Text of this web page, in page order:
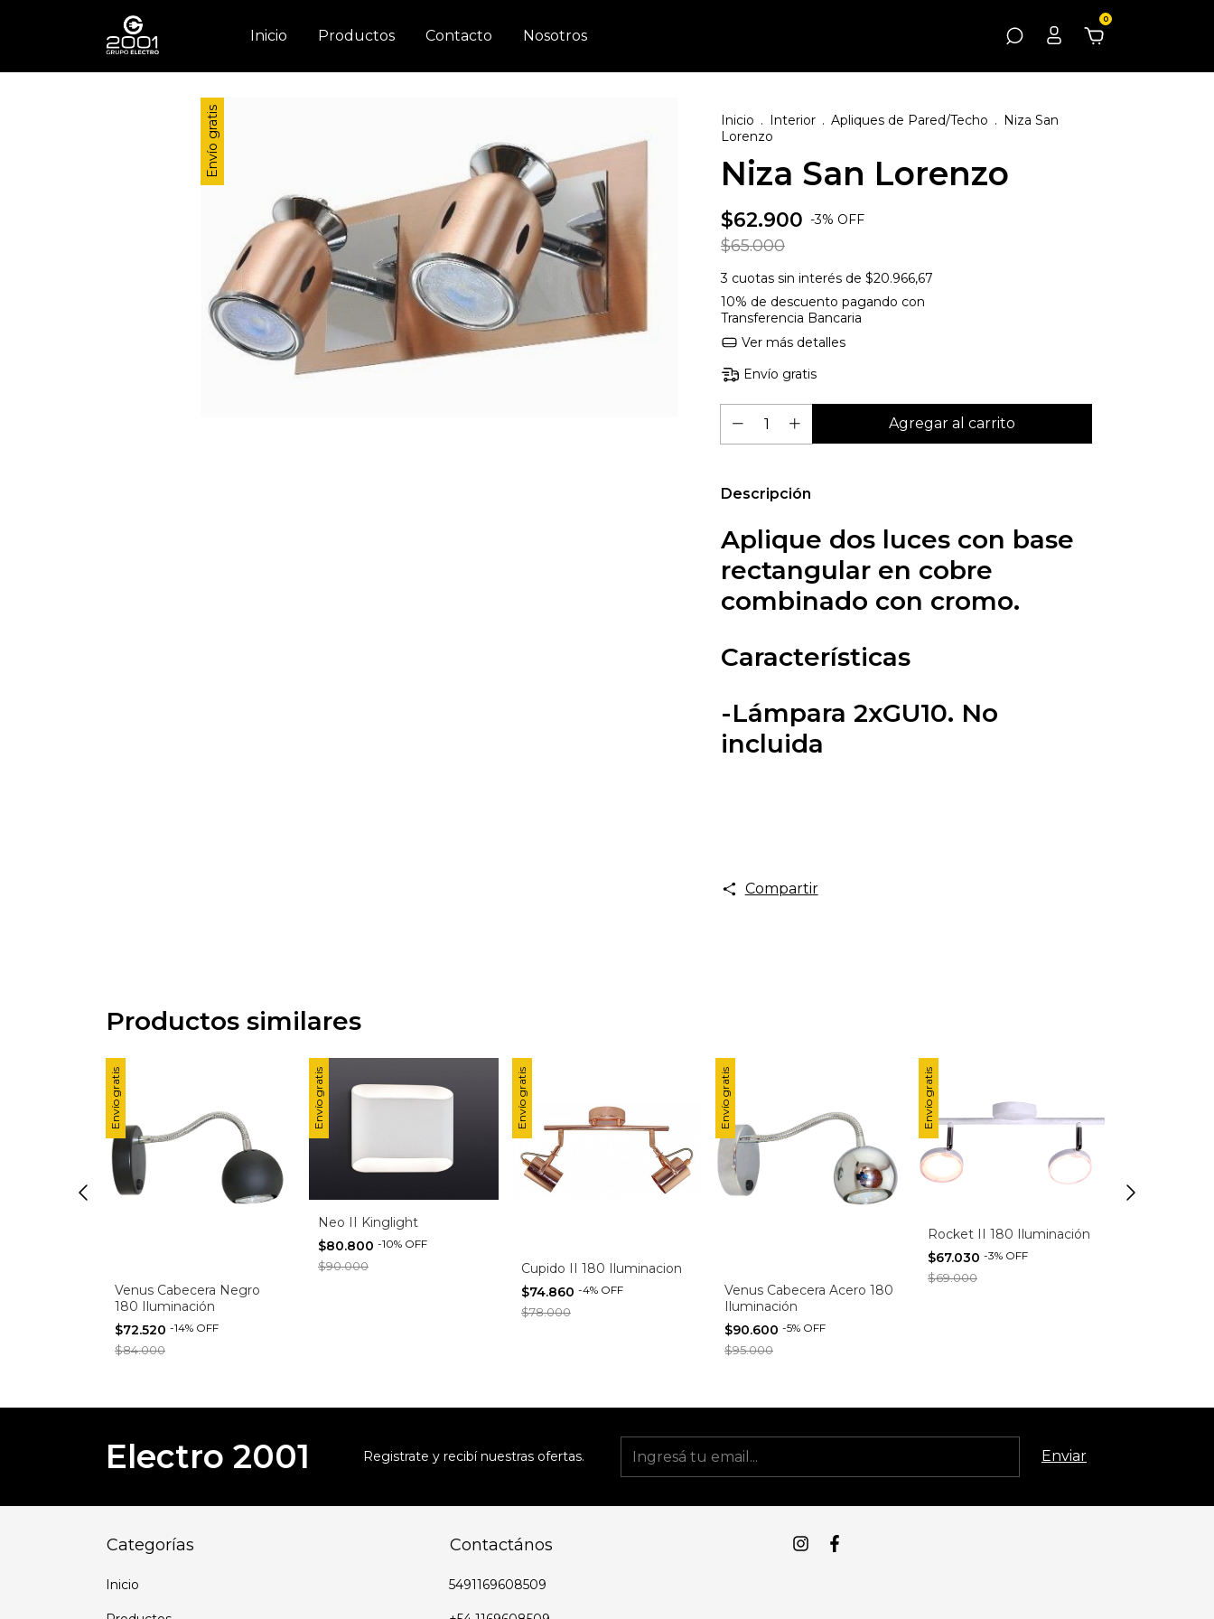
Inicio Productos Contacto Nosotros
0
Envío gratis Inicio . Interior . Apliques de Pared/Techo . Niza San
Lorenzo
Niza San Lorenzo
$62.900 -3% OFF
$65.000
3 cuotas sin interés de $20.966,67
10% de descuento pagando con
Transferencia Bancaria
Ver más detalles
Envío gratis
Descripción
Aplique dos luces con base
rectangular en cobre
combinado con cromo.
Características
-Lámpara 2xGU10. No
incluida
Compartir
Productos similares
Envío gratis
Venus Cabecera Negro
180 Iluminación
$72.520 -14% OFF
$84.000
Envío gratis
Neo II Kinglight
$80.800 -10% OFF
$90.000
Envío gratis
Cupido II 180 Iluminacion
$74.860 -4% OFF
$78.000
Envío gratis
Venus Cabecera Acero 180
Iluminación
$90.600 -5% OFF
$95.000
Envío gratis
Rocket II 180 Iluminación
$67.030 -3% OFF
$69.000
Electro 2001 Registrate y recibí nuestras ofertas.
Categorías
Inicio
Contactános
5491169608509